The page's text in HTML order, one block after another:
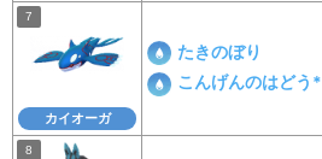
カイオーガ
たきのぼり
こんげんのはどう*